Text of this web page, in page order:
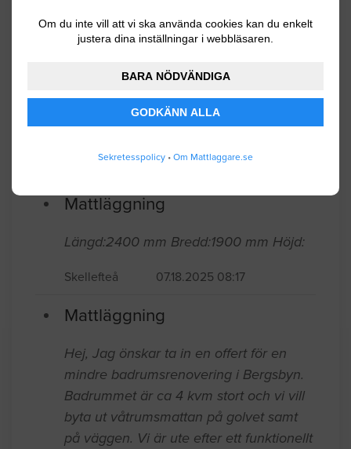
Om du inte vill att vi ska använda cookies kan du enkelt
justera dina inställningar i webbläsaren.
BARA NÖDVÄNDIGA
GODKÄNN ALLA
Sekretesspolicy • Om Mattlaggare.se
Har fått nedslag på badrum efter en
försäljningsbesiktning. Två små ytor där
våtrumsmatta glidit isär, där det pratas
göras av fackman, enligt
besiktningsman.
12.05.2025 13:02
Mattläggning
Längd:2400 mm Bredd:1900 mm Höjd:
Skellefteå 07.18.2025 08:17
Mattläggning
Hej, Jag önskar ta in en offert för en
mindre badrumsrenovering i Bergsbyn.
Badrummet är ca 4 kvm stort och vi vill
byta ut våtrumsmattan på golvet samt
på väggen. Vi är ute efter ett funktionellt